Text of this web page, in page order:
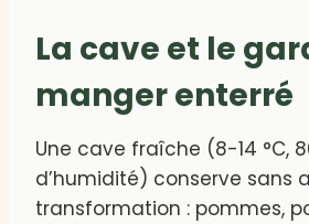
La cave et le
manger enterré
Une cave fraîche (8-14 °C,
d’humidité) conserve sans
transformation : pommes,